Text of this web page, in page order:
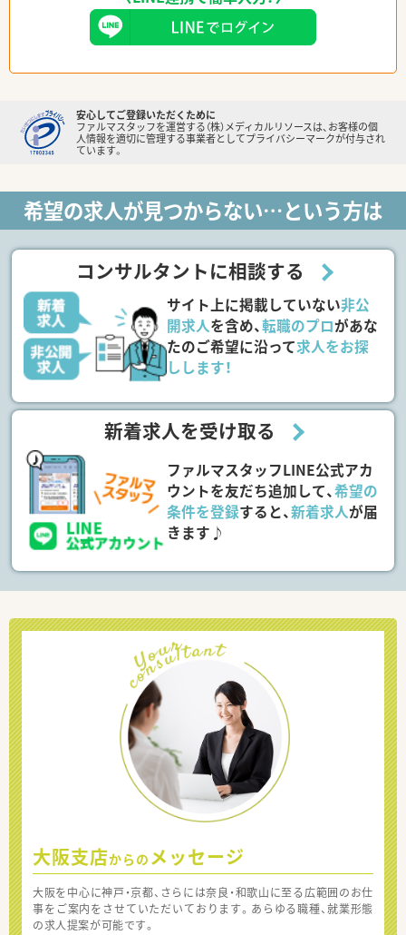
安心してご登録いただくために
ファルマスタッフを運営する（株）メディカルリソースは、お客様の個
人情報を適切に管理する事業者としてプライバシーマークが付与され
ています。
希望の求人が見つからない…という方は
コンサルタントに相談する
サイト上に掲載していない非公
開求人を含め、転職のプロがあな
たのご希望に沿って求人をお探
しします！
新着求人を受け取る
ファルマスタッフLINE公式アカ
ウントを友だち追加して、希望の
条件を登録すると、新着求人が届
きます♪
大阪支店からの メッセージ
大阪を中心に神戸・京都、さらには奈良・和歌山に至る広範囲のお仕
事をご案内をさせていただいております。あらゆる職種、就業形態
の求人提案が可能です。